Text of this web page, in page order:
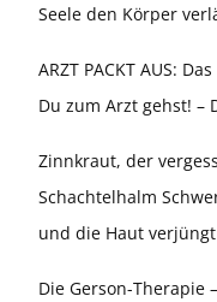
Seele den Körper
ARZT PACKT AUS:
Du zum Arzt gehst! –
Zinnkraut, der
Schachtelhalm
und die Haut verjüngt
Die Gerson-Therapie